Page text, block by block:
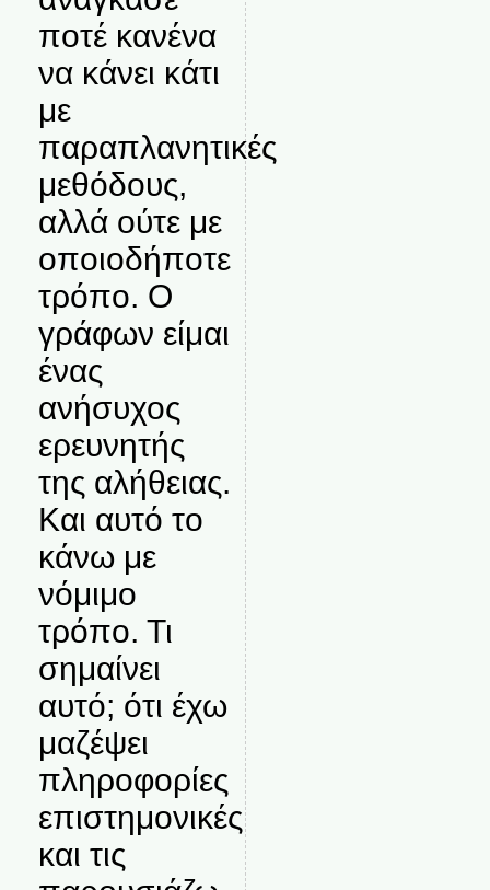
ποτέ κανένα
να κάνει κάτι
με
παραπλανητικές
μεθόδους,
αλλά ούτε με
οποιοδήποτε
τρόπο. Ο
γράφων είμαι
ένας
ανήσυχος
ερευνητής
της αλήθειας.
Και αυτό το
κάνω με
νόμιμο
τρόπο. Τι
σημαίνει
αυτό; ότι έχω
μαζέψει
πληροφορίες
επιστημονικές
και τις